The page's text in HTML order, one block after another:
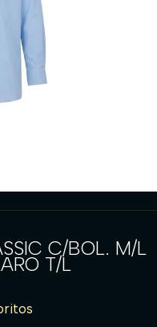
C/BOL. M/L
T/L